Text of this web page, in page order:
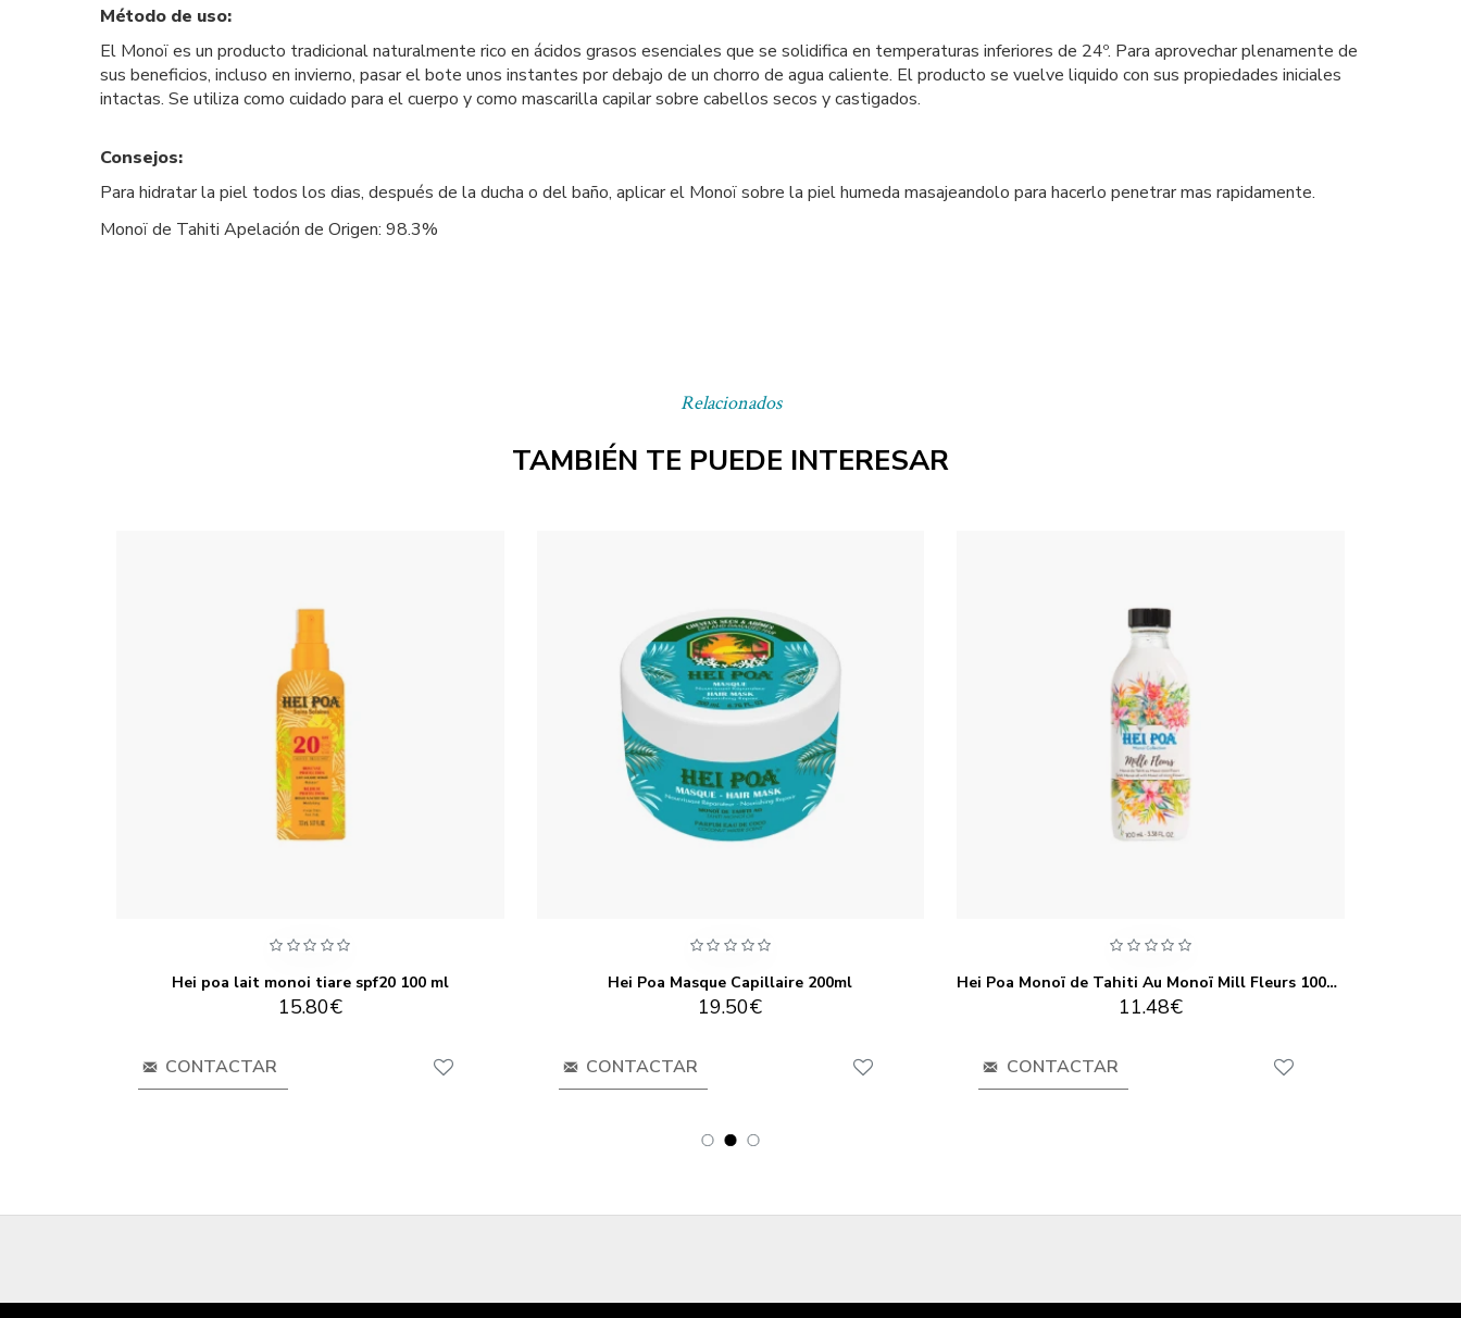
Relacionados
TAMBIÉN TE PUEDE INTERESAR
Hei poa lait monoi tiare spf20 100 ml
15.80€
CONTACTAR
Hei Poa Masque Capillaire 200ml
19.50€
CONTACTAR
Hei Poa Monoï de Tahiti Au Monoï Mill Fleurs 100ml
11.48€
CONTACTAR
Método de uso:
El Monoï es un producto tradicional naturalmente rico en ácidos grasos esenciales que se solidifica en temperaturas inferiores de 24º. Para aprovechar plenamente de
sus beneficios, incluso en invierno, pasar el bote unos instantes por debajo de un chorro de agua caliente. El producto se vuelve liquido con sus propiedades iniciales
intactas. Se utiliza como cuidado para el cuerpo y como mascarilla capilar sobre cabellos secos y castigados.
Consejos:
Para hidratar la piel todos los dias, después de la ducha o del baño, aplicar el Monoï sobre la piel humeda masajeandolo para hacerlo penetrar mas rapidamente.
Monoï de Tahiti Apelación de Origen: 98.3%